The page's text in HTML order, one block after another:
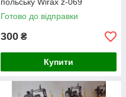
Готово до відправки
300 ₴
Купити